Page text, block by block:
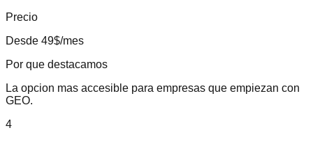
Precio
Desde 49$/mes
Por que destacamos
La opcion mas accesible para empresas que empiezan con
GEO.
4